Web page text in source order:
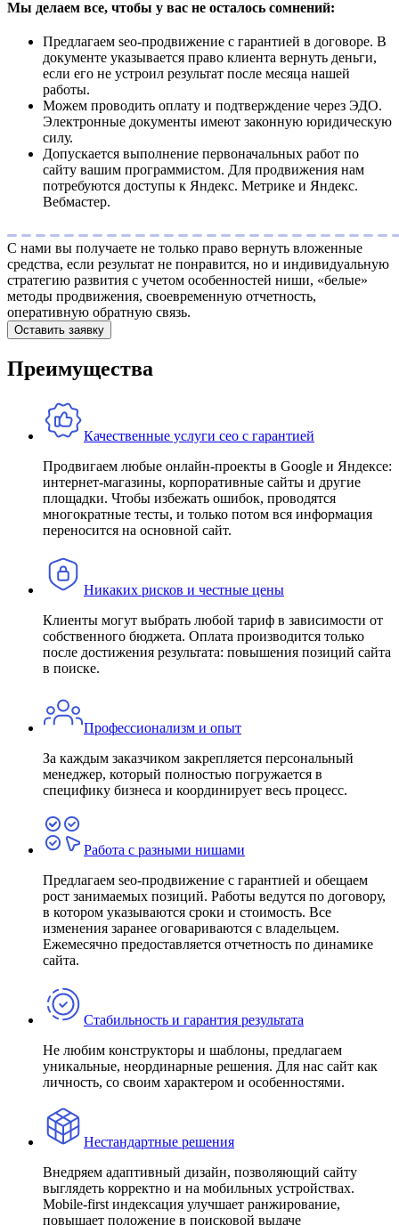
Мы делаем все, чтобы у вас не осталось сомнений:
Предлагаем seo-продвижение с гарантией в договоре. В
документе указывается право клиента вернуть деньги,
если его не устроил результат после месяца нашей
работы.
Можем проводить оплату и подтверждение через ЭДО.
Электронные документы имеют законную юридическую
силу.
Допускается выполнение первоначальных работ по
сайту вашим программистом. Для продвижения нам
потребуются доступы к Яндекс. Метрике и Яндекс.
Вебмастер.
С нами вы получаете не только право вернуть вложенные
средства, если результат не понравится, но и индивидуальную
стратегию развития с учетом особенностей ниши, «белые»
методы продвижения, своевременную отчетность,
оперативную обратную связь.
Оставить заявку
Преимущества
Качественные услуги сео с гарантией
Продвигаем любые онлайн-проекты в Google и Яндексе:
интернет-магазины, корпоративные сайты и другие
площадки. Чтобы избежать ошибок, проводятся
многократные тесты, и только потом вся информация
переносится на основной сайт.
Никаких рисков и честные цены
Клиенты могут выбрать любой тариф в зависимости от
собственного бюджета. Оплата производится только
после достижения результата: повышения позиций сайта
в поиске.
Профессионализм и опыт
За каждым заказчиком закрепляется персональный
менеджер, который полностью погружается в
специфику бизнеса и координирует весь процесс.
Работа с разными нишами
Предлагаем seo-продвижение с гарантией и обещаем
рост занимаемых позиций. Работы ведутся по договору,
в котором указываются сроки и стоимость. Все
изменения заранее оговариваются с владельцем.
Ежемесячно предоставляется отчетность по динамике
сайта.
Стабильность и гарантия результата
Не любим конструкторы и шаблоны, предлагаем
уникальные, неординарные решения. Для нас сайт как
личность, со своим характером и особенностями.
Нестандартные решения
Внедряем адаптивный дизайн, позволяющий сайту
выглядеть корректно и на мобильных устройствах.
Mobile-first индексация улучшает ранжирование,
повышает положение в поисковой выдаче